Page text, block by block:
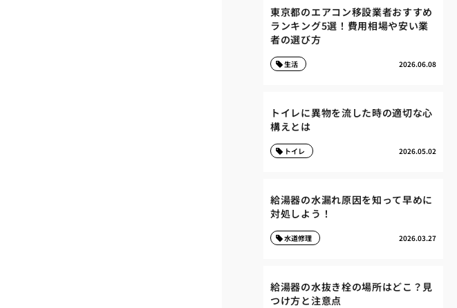
東京都のエアコン移設業者おすすめ
ランキング5選！費用相場や安い業
者の選び方
2026.06.08
生活
トイレに異物を流した時の適切な心
構えとは
2026.05.02
トイレ
給湯器の水漏れ原因を知って早めに
対処しよう！
2026.03.27
水道修理
給湯器の水抜き栓の場所はどこ？見
つけ方と注意点